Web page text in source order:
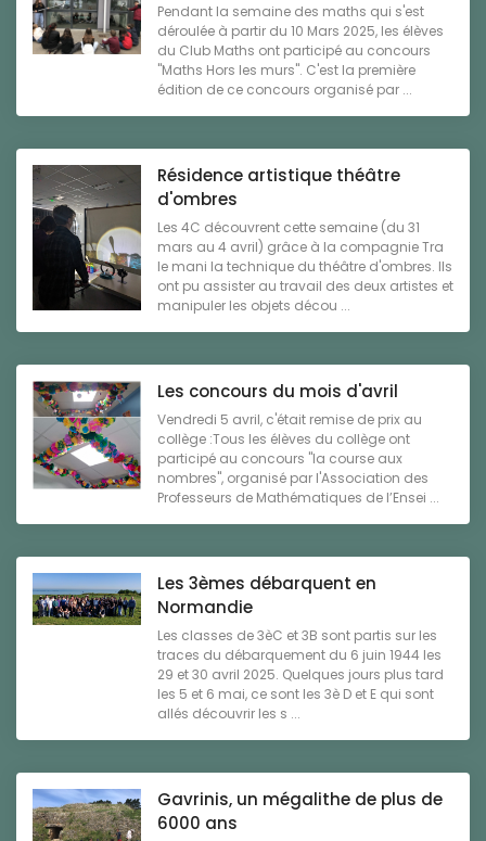
Pendant la semaine des maths qui s'est
déroulée à partir du 10 Mars 2025, les élèves
du Club Maths ont participé au concours
"Maths Hors les murs". C'est la première
édition de ce concours organisé par ...
Résidence artistique théâtre
d'ombres
Les 4C découvrent cette semaine (du 31
mars au 4 avril) grâce à la compagnie Tra
le mani la technique du théâtre d'ombres. Ils
ont pu assister au travail des deux artistes et
manipuler les objets décou ...
Les concours du mois d'avril
Vendredi 5 avril, c'était remise de prix au
collège :Tous les élèves du collège ont
participé au concours "la course aux
nombres", organisé par l'Association des
Professeurs de Mathématiques de l’Ensei ...
Les 3èmes débarquent en
Normandie
Les classes de 3èC et 3B sont partis sur les
traces du débarquement du 6 juin 1944 les
29 et 30 avril 2025. Quelques jours plus tard
les 5 et 6 mai, ce sont les 3è D et E qui sont
allés découvrir les s ...
Gavrinis, un mégalithe de plus de
6000 ans